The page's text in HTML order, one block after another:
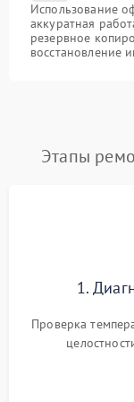
Использование
аккуратная
резервное
восстановление
Этапы
1.
Проверка
считывание